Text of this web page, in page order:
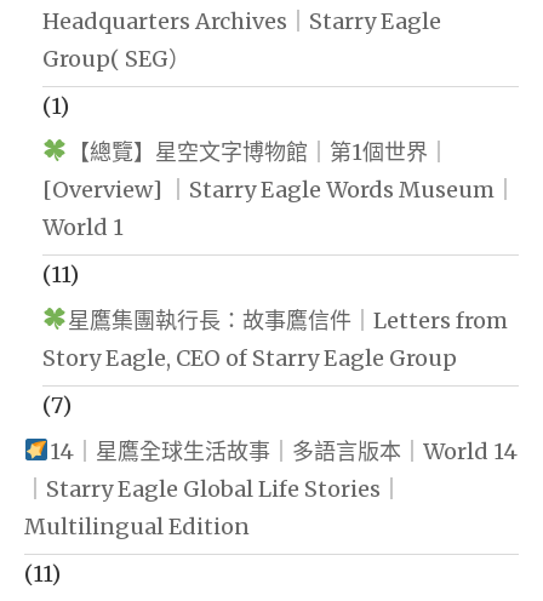
Headquarters Archives｜Starry Eagle
Group( SEG）
(1)
【總覽】星空文字博物館｜第1個世界｜
[Overview] ｜Starry Eagle Words Museum｜
World 1
(11)
星鷹集團執行長：故事鷹信件｜Letters from
Story Eagle, CEO of Starry Eagle Group
(7)
14｜星鷹全球生活故事｜多語言版本｜World 14
｜Starry Eagle Global Life Stories｜
Multilingual Edition
(11)